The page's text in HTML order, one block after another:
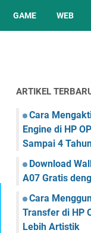
GAME WEB
ARTIKEL
Cara
Engine di HP
Sampai 4
Download
A07 Gratis
Cara
Transfer di HP
Lebih Artistik